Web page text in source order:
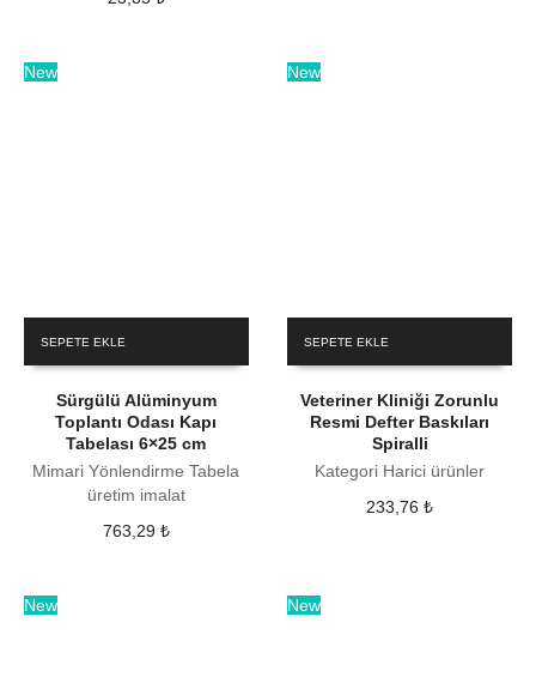
New
SEPETE EKLE
Sürgülü Alüminyum
Toplantı Odası Kapı
Tabelası 6×25 cm
Mimari Yönlendirme Tabela
üretim imalat
763,29 ₺
New
SEPETE EKLE
Veteriner Kliniği Zorunlu
Resmi Defter Baskıları
Spiralli
Kategori Harici ürünler
233,76₺
New New